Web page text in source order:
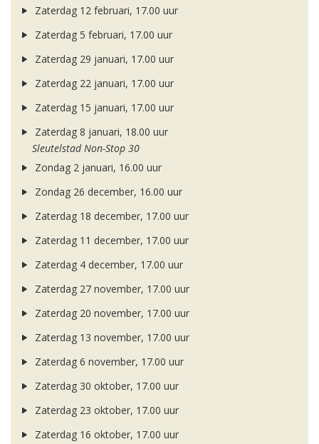
Zaterdag 12 februari, 17.00 uur
Zaterdag 5 februari, 17.00 uur
Zaterdag 29 januari, 17.00 uur
Zaterdag 22 januari, 17.00 uur
Zaterdag 15 januari, 17.00 uur
Zaterdag 8 januari, 18.00 uur
Sleutelstad Non-Stop 30
Zondag 2 januari, 16.00 uur
Zondag 26 december, 16.00 uur
Zaterdag 18 december, 17.00 uur
Zaterdag 11 december, 17.00 uur
Zaterdag 4 december, 17.00 uur
Zaterdag 27 november, 17.00 uur
Zaterdag 20 november, 17.00 uur
Zaterdag 13 november, 17.00 uur
Zaterdag 6 november, 17.00 uur
Zaterdag 30 oktober, 17.00 uur
Zaterdag 23 oktober, 17.00 uur
Zaterdag 16 oktober, 17.00 uur